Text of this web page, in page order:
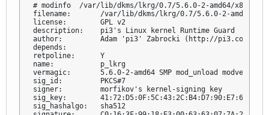
# modinfo  /var/lib/dkms/lkrg/0.7/5.6.0-2-amd64/x86_64/
filename:       /var/lib/dkms/lkrg/0.7/5.6.0-2-amd64/
license:        GPL v2
description:    pi3's Linux kernel Runtime Guard
author:         Adam 'pi3' Zabrocki (http://pi3.com.pl)
depends:
retpoline:      Y
name:           p_lkrg
vermagic:       5.6.0-2-amd64 SMP mod_unload modversions
sig_id:         PKCS#7
signer:         morfikov's kernel-signing key
sig_key:
sig_hashalgo:   sha512